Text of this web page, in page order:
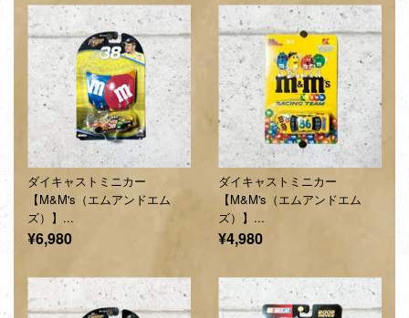
価
格
価
格
ダイキャストミニカー
【M&M's（エムアンドエム
ズ）】...
通
価
格
¥6,980
ダイキャストミニカー
【M&M's（エムアンドエム
ズ）】...
通
価
格
¥4,980